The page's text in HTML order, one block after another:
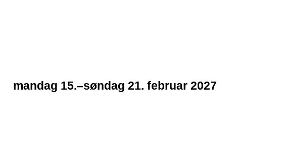
mandag 15.–søndag 21. februar 2027